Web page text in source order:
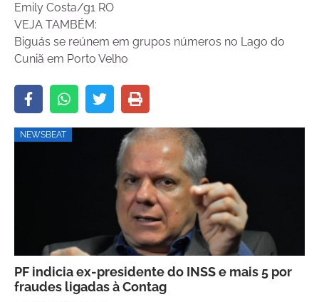
Emily Costa/g1 RO
VEJA TAMBÉM:
Biguás se reúnem em grupos números no Lago do
Cuniã em Porto Velho
NEWSBEAT
PF indicia ex-presidente do INSS e mais 5 por
fraudes ligadas à Contag